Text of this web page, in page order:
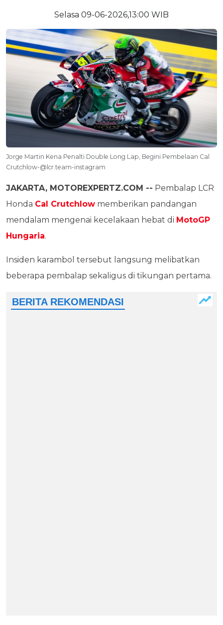
Selasa 09-06-2026,13:00 WIB
Jorge Martin Kena Penalti Double Long Lap, Begini Pembelaan Cal
Crutchlow-@lcr.team-instagram
JAKARTA, MOTOREXPERTZ.COM -- Pembalap LCR
Honda Cal Crutchlow memberikan pandangan
mendalam mengenai kecelakaan hebat di MotoGP
Hungaria.
Insiden karambol tersebut langsung melibatkan
beberapa pembalap sekaligus di tikungan pertama.